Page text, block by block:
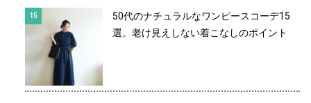
50代のナチュラルなワンピースコーデ15
選。老け見えしない着こなしのポイント